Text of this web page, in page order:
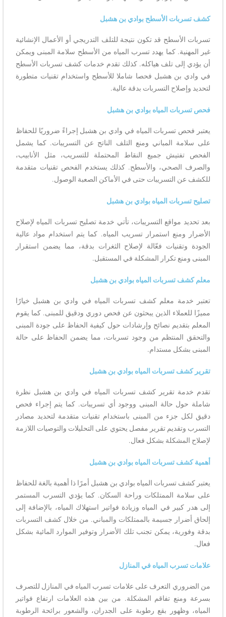
كشف تسربات الأسطح بوادي بن هشبل
تسربات الأسطح قد تكون نتيجة للتلف التدريجي أو الأعمال الإنشائية
غير المهنية. كما يهدد تسرب المياه من الأسطح سلامة المبنى ويمكن
أن يؤدي إلى تلف هياكله. كذلك تقدم خدمات كشف تسربات الأسطح
في وادي بن هشبل فحصا شاملا للأسطح واستخدام تقنيات متطورة
لتحديد وإصلاح التسربات بدقة عالية.
فحص تسربات المياه بوادي بن هشبل
يعتبر فحص تسربات المياه في وادي بن هشبل إجراءً ضروريًا للحفاظ
على سلامة المباني ومنع التلف الناتج عن التسريبات. كما يشمل
الفحص تفتيش جميع النقاط المحتملة للتسريب، مثل الأنابيب،
والصرف الصحي، والأسطح. كذلك يستخدم الفحص تقنيات متقدمة
للكشف عن التسريبات حتى في الأماكن الصعبة الوصول.
تصليح تسربات المياه بوادي بن هشبل
بعد تحديد مواقع التسريبات، تأتي خدمة تصليح تسربات المياه لإصلاح
الأضرار ومنع استمرار تسريب المياه. كما يتم استخدام مواد عالية
الجودة وتقنيات فعّالة لإصلاح الثغرات بدقة، مما يضمن استقرار
المبنى ومنع تكرار المشكلة في المستقبل.
معلم كشف تسربات المياه بوادي بن هشبل
تعتبر خدمة معلم كشف تسربات المياه في وادي بن هشبل خيارًا
مميزًا للعملاء الذين يبحثون عن فحص دوري ودقيق للمبنى. كما يقوم
المعلم بتقديم نصائح وإرشادات حول كيفية الحفاظ على جودة المبنى
والتحقق المنتظم من وجود تسربات، مما يضمن الحفاظ على حالة
المبنى بشكل مستدام.
تقرير كشف تسربات المياه بوادي بن هشبل
تقدم خدمة تقرير كشف تسربات المياه في وادي بن هشبل نظرة
شاملة حول حالة المبنى ووجود أي تسريبات. كما يتم إجراء فحص
دقيق لكل جزء من المبنى باستخدام تقنيات متقدمة لتحديد مصادر
التسرب وتقديم تقرير مفصل يحتوي على التحليلات والتوصيات اللازمة
لإصلاح المشكلة بشكل فعال.
أهمية كشف تسربات المياه بوادي بن هشبل
يعتبر كشف تسربات المياه بوادي بن هشبل أمرًا ذا أهمية بالغة للحفاظ
على سلامة الممتلكات وراحة السكان. كما يؤدي التسرب المستمر
إلى هدر كبير في المياه وزيادة فواتير استهلاك المياه، بالإضافة إلى
إلحاق أضرار جسيمة بالممتلكات والمباني. من خلال كشف التسربات
بدقة وفورية، يمكن تجنب تلك الأضرار وتوفير الموارد المائية بشكل
فعال.
علامات تسرب المياه في المنازل
من الضروري التعرف على علامات تسرب المياه في المنازل للتصرف
بسرعة ومنع تفاقم المشكلة. من بين هذه العلامات ارتفاع فواتير
المياه، وظهور بقع رطوبة على الجدران، والشعور برائحة الرطوبة